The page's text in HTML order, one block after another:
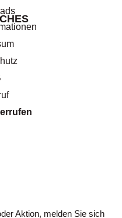
Aktion, melden Sie sich